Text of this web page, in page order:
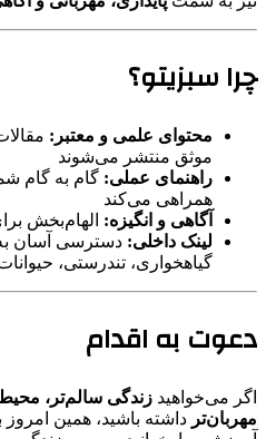
چرا سبزیتو؟
محتوای علمی و معتبر:
موثق منتشر می‌شوند
راهنمای عملی: گام به گام
همراهی می‌کند
آگاهی و انگیزه: الهام‌بخش
لینک داخلی: دسترسی آسان
گیاهخواری، تندرستی،
دعوت به اقدام
اگر می‌خواهید زندگی سالم‌تر،
مهربان‌تر داشته باشید، همین امروز